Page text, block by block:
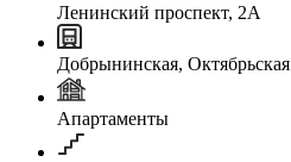
Ленинский проспект, 2А
Добрынинская, Октябрьская
Апартаменты